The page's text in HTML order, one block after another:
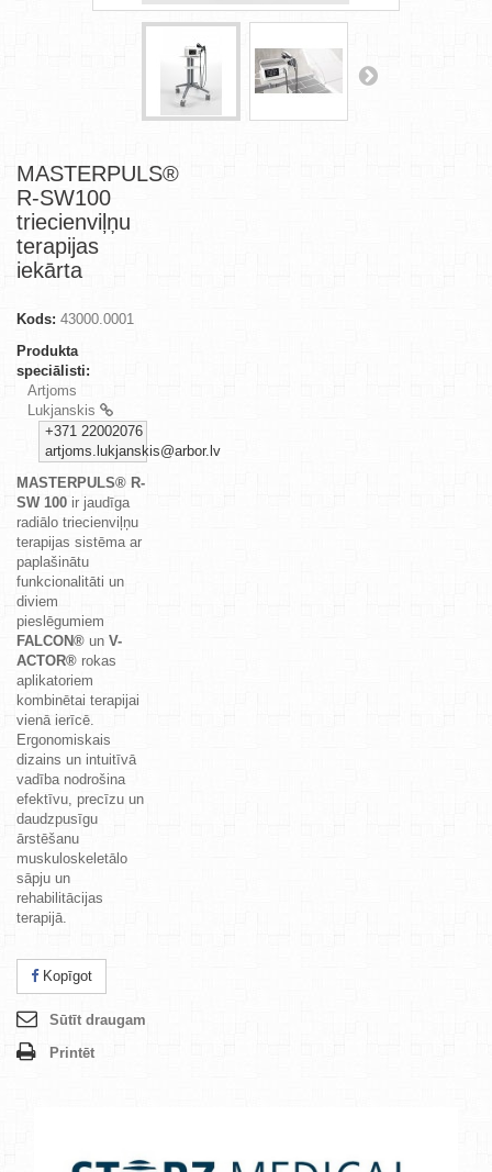
MASTERPULS®
R-SW100
triecienviļņu
terapijas
iekārta
Kods: 43000.0001
Produkta
speciālisti:
Artjoms
Lukjanskis
+371 22002076
artjoms.lukjanskis@arbor.lv
MASTERPULS® R-
SW 100 ir jaudīga
radiālo triecienviļņu
terapijas sistēma ar
paplašinātu
funkcionalitāti un
diviem
pieslēgumiem
FALCON® un V-
ACTOR® rokas
aplikatoriem
kombinētai terapijai
vienā ierīcē.
Ergonomiskais
dizains un intuitīvā
vadība nodrošina
efektīvu, precīzu un
daudzpusīgu
ārstēšanu
muskuloskeletālo
sāpju un
rehabilitācijas
terapijā.
Kopīgot
Sūtīt draugam
Printēt